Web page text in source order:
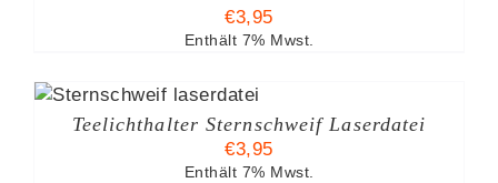
€3,95
Enthält 7% Mwst.
Teelichthalter Sternschweif Laserdatei
€3,95
Enthält 7% Mwst.